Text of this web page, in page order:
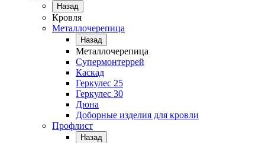
Назад
Кровля
Металлочерепица
Назад
Металлочерепица
Супермонтеррей
Каскад
Геркулес 25
Геркулес 30
Дюна
Доборные изделия для кровли
Профлист
Назад